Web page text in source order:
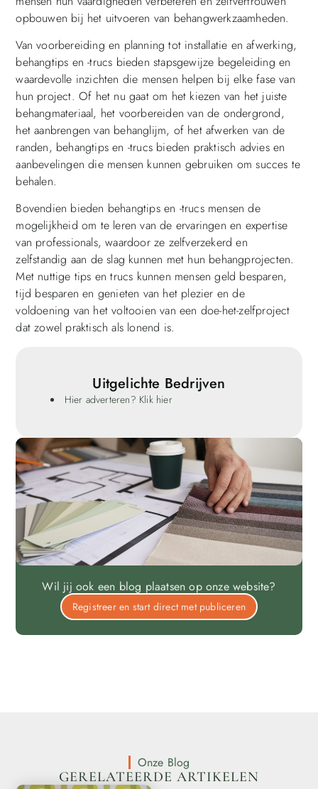
opbouwen bij het uitvoeren van behangwerkzaamheden.
Van voorbereiding en planning tot installatie en afwerking,
behangtips en -trucs bieden stapsgewijze begeleiding en
waardevolle inzichten die mensen helpen bij elke fase van
hun project. Of het nu gaat om het kiezen van het juiste
behangmateriaal, het voorbereiden van de ondergrond,
het aanbrengen van behanglijm, of het afwerken van de
randen, behangtips en -trucs bieden praktisch advies en
aanbevelingen die mensen kunnen gebruiken om succes te
behalen.
Bovendien bieden behangtips en -trucs mensen de
mogelijkheid om te leren van de ervaringen en expertise
van professionals, waardoor ze zelfverzekerd en
zelfstandig aan de slag kunnen met hun behangprojecten.
Met nuttige tips en trucs kunnen mensen geld besparen,
tijd besparen en genieten van het plezier en de
voldoening van het voltooien van een doe-het-zelfproject
dat zowel praktisch als lonend is.
Uitgelichte Bedrijven
Hier adverteren? Klik hier
Wil jij ook een blog plaatsen op onze website?
Registreer en start direct met publiceren
Onze Blog
GERELATEERDE ARTIKELEN